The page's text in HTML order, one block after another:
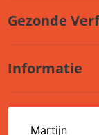
Gezonde
Informatie